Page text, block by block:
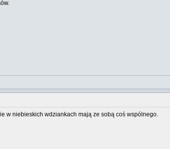
w niebieskich wdziankach mają ze sobą coś wspólnego.